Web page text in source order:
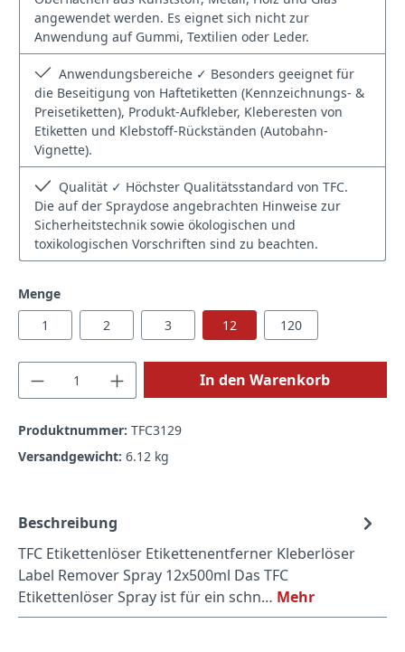
angewendet werden. Es eignet sich nicht zur
Anwendung auf Gummi, Textilien oder Leder.
Anwendungsbereiche ✓ Besonders geeignet für
die Beseitigung von Haftetiketten (Kennzeichnungs- &
Preisetiketten), Produkt-Aufkleber, Kleberesten von
Etiketten und Klebstoff-Rückständen (Autobahn-
Vignette).
Qualität ✓ Höchster Qualitätsstandard von TFC.
Die auf der Spraydose angebrachten Hinweise zur
Sicherheitstechnik sowie ökologischen und
toxikologischen Vorschriften sind zu beachten.
Mengeauswählen
1
2 3 12 120
Produkt Anzahl: Gib den gewünschten
In den Warenkorb
Produktnummer: TFC3129
Versandgewicht: 6.12 kg
Beschreibung
TFC Etikettenlöser Etikettenentferner Kleberlöser
Label Remover Spray 12x500ml Das TFC
Etikettenlöser Spray ist für ein schn… Mehr